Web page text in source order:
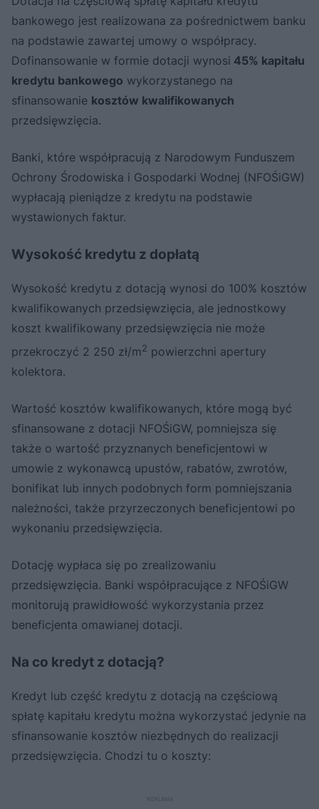
bankowego jest realizowana za pośrednictwem banku
na podstawie zawartej umowy o współpracy.
Dofinansowanie w formie dotacji wynosi 45% kapitału
kredytu bankowego wykorzystanego na
sfinansowanie kosztów kwalifikowanych
przedsięwzięcia.
Banki, które współpracują z Narodowym Funduszem
Ochrony Środowiska i Gospodarki Wodnej (NFOŚiGW)
wypłacają pieniądze z kredytu na podstawie
wystawionych faktur.
Wysokość kredytu z dopłatą
Wysokość kredytu z dotacją wynosi do 100% kosztów
kwalifikowanych przedsięwzięcia, ale jednostkowy
koszt kwalifikowany przedsięwzięcia nie może
przekroczyć 2 250 zł/m2 powierzchni apertury
kolektora.
Wartość kosztów kwalifikowanych, które mogą być
sfinansowane z dotacji NFOŚiGW, pomniejsza się
także o wartość przyznanych beneficjentowi w
umowie z wykonawcą upustów, rabatów, zwrotów,
bonifikat lub innych podobnych form pomniejszania
należności, także przyrzeczonych beneficjentowi po
wykonaniu przedsięwzięcia.
Dotację wypłaca się po zrealizowaniu
przedsięwzięcia. Banki współpracujące z NFOŚiGW
monitorują prawidłowość wykorzystania przez
beneficjenta omawianej dotacji.
Na co kredyt z dotacją?
Kredyt lub część kredytu z dotacją na częściową
spłatę kapitału kredytu można wykorzystać jedynie na
sfinansowanie kosztów niezbędnych do realizacji
przedsięwzięcia. Chodzi tu o koszty: